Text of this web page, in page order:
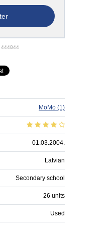
444844
MoMo (1)
01.03.2004.
Latvian
Secondary school
26 units
Used